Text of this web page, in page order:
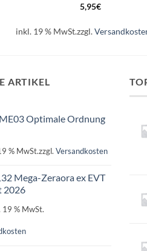
5,95€
inkl. 19 % MwSt.zzgl.
ARTIKEL
Optimale Ordnung
% MwSt.zzgl. Versandkosten
Mega-Zeraora ex EVT
2026
19 % MwSt.